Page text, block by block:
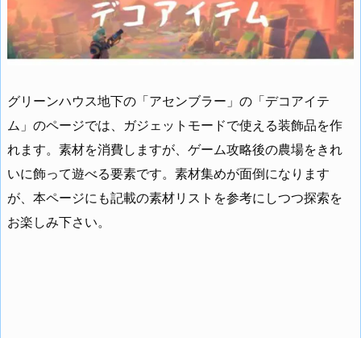
グリーンハウス地下の「アセンブラー」の「デコアイテ
ム」のページでは、ガジェットモードで使える装飾品を作
れます。素材を消費しますが、ゲーム攻略後の農場をきれ
いに飾って遊べる要素です。素材集めが面倒になります
が、本ページにも記載の素材リストを参考にしつつ探索を
お楽しみ下さい。